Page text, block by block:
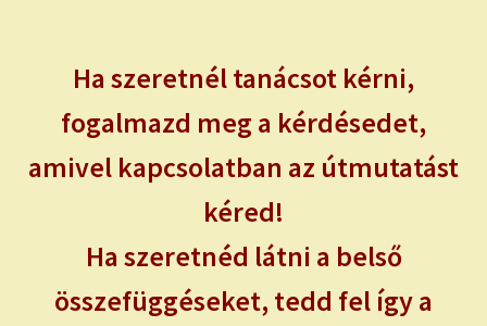
NAPI ASZTROLÓGIA
KÉRJ EGY MEGERŐSÍTÉST!
child
ÍRJ NEKEM!
IRATKOZZ FEL A VIDEÓ CSATORNÁNKRA!
Ha szeretnél tanácsot kérni,
fogalmazd meg a kérdésedet,
amivel kapcsolatban az útmutatást
kéred!
Ha szeretnéd látni a belső
összefüggéseket, tedd fel így a